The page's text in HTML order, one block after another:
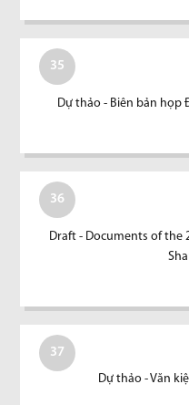
35
Dự thảo - Biên bản họp
36
Draft - Documents of the
37
Dự thảo - Văn